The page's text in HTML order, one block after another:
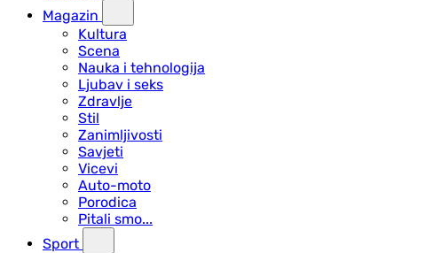
Magazin
Kultura
Scena
Nauka i tehnologija
Ljubav i seks
Zdravlje
Stil
Zanimljivosti
Savjeti
Vicevi
Auto-moto
Porodica
Pitali smo...
Sport